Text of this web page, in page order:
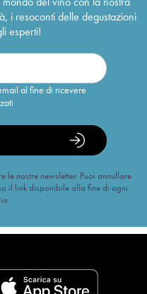
i resoconti delle degustazioni
esperti!
al fine di ricevere
le nostre newsletter. Puoi annullare
il link disponibile alla fine di ogni